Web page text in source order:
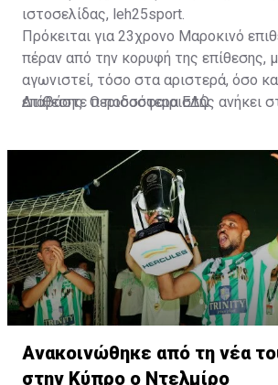
ιστοσελίδας, leh25sport.
Πρόκειται για 23χρονο Μαροκινό
πέραν από την κορυφή της επίθεσης,
αγωνιστεί, τόσο στα αριστερά, όσο
επίθεσης. Ο ποδοσφαιριστής ανήκει
2026.
Διαβάστε περισσότεραΕΔΩ.
Ανακοινώθηκε από τη νέα
στην Κύπρο ο Ντελμίρο